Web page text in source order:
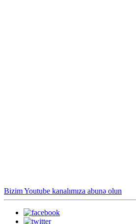
Bizim Youtube kanalımıza abunə olun